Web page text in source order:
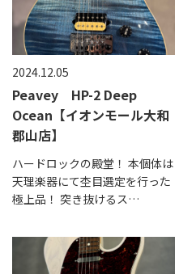
2024.12.05
Peavey HP-2 Deep
Ocean【イオンモール大和
郡山店】
ハードロックの殿堂！ 本個体は
天理楽器にて杢目選定を行った
極上品！ 突き抜けるス…